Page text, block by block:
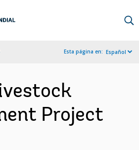
Esta página en: Español
Project